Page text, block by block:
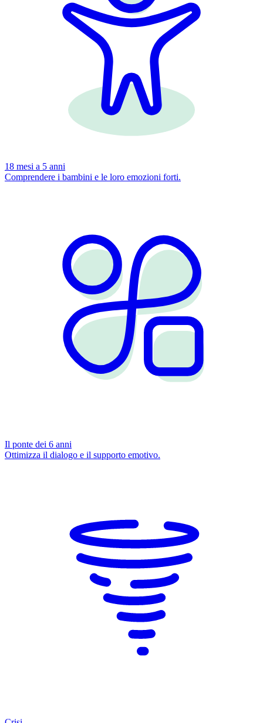
18 mesi a 5 anni
Comprendere i bambini e le loro emozioni forti.
Il ponte dei 6 anni
Ottimizza il dialogo e il supporto emotivo.